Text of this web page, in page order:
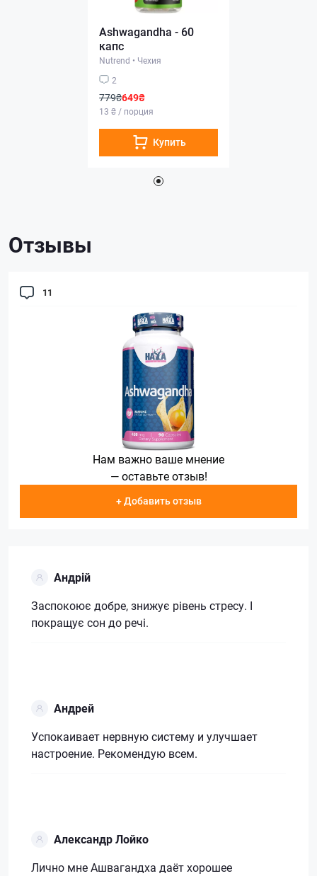
Ashwagandha - 60
капс
Nutrend • Чехия
2
779₴649₴
13 ₴ / порция
Купить
Отзывы
11
Нам важно ваше мнение
— оставьте отзыв!
+ Добавить отзыв
Андрій
Заспокоює добре, знижує рівень стресу. І
покращує сон до речі.
Андрей
Успокаивает нервную систему и улучшает
настроение. Рекомендую всем.
Александр Лойко
Лично мне Ашвагандха даёт хорошее